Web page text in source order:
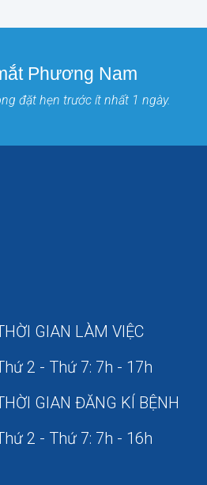
Phương Nam
đặt hẹn trước ít nhất 1 ngày.
GIAN LÀM VIỆC
2 - Thứ 7: 7h - 17h
GIAN ĐĂNG KÍ BỆNH
2 - Thứ 7: 7h - 16h